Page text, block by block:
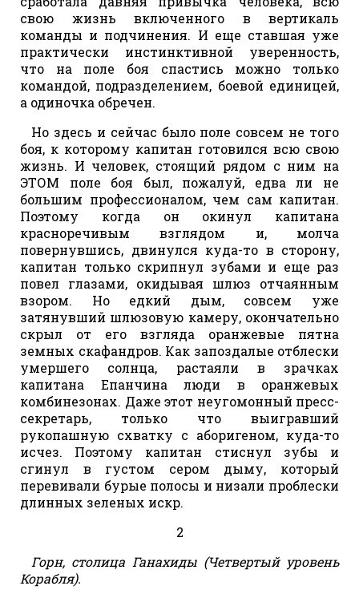
свою жизнь включенного в вертикаль
команды и подчинения. И еще ставшая уже
практически инстинктивной уверенность,
что на поле боя спастись можно только
командой, подразделением, боевой единицей,
а одиночка обречен.
Но здесь и сейчас было поле совсем не того
боя, к которому капитан готовился всю свою
жизнь. И человек, стоящий рядом с ним на
ЭТОМ поле боя был, пожалуй, едва ли не
большим профессионалом, чем сам капитан.
Поэтому когда он окинул капитана
красноречивым взглядом и, молча
повернувшись, двинулся куда-то в сторону,
капитан только скрипнул зубами и еще раз
повел глазами, окидывая шлюз отчаянным
взором. Но едкий дым, совсем уже
затянувший шлюзовую камеру, окончательно
скрыл от его взгляда оранжевые пятна
земных скафандров. Как запоздалые отблески
умершего солнца, растаяли в зрачках
капитана Епанчина люди в оранжевых
комбинезонах. Даже этот неугомонный пресс-
секретарь, только что выигравший
рукопашную схватку с аборигеном, куда-то
исчез. Поэтому капитан стиснул зубы и
сгинул в густом сером дыму, который
перевивали бурые полосы и низали проблески
длинных зеленых искр.
2
Горн, столица Ганахиды (Четвертый уровень
Корабля).